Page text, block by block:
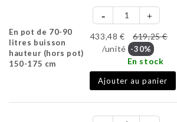
En pot de 70-90
litres buisson
hauteur (hors pot)
150-175 cm
433,48 €
619,25 €
/unité -30%
En stock
Ajouter au panier